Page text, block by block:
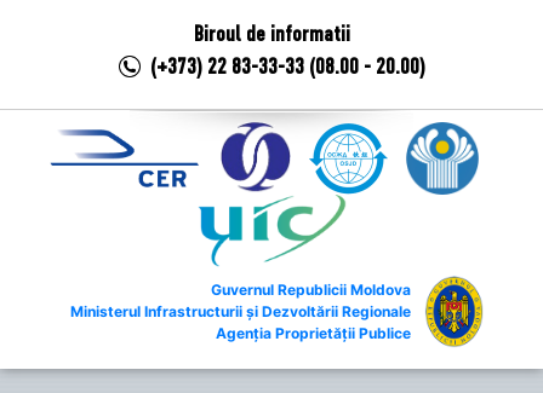
Biroul de informatii
(+373) 22 83-33-33 (08.00 - 20.00)
Guvernul Republicii Moldova
Ministerul Infrastructurii și Dezvoltării Regionale
Agenția Proprietății Publice